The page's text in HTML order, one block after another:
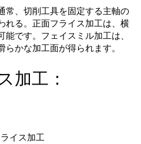
常、切削工具を固定する主軸の
れる。正面フライス加工は、横
です。フェイスミル加工は、
かな加工面が得られます。
加工：
イス加工